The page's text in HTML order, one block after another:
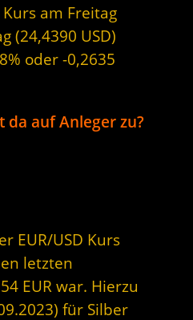
am Freitag
(24,4390 USD)
oder -0,2635
da auf Anleger zu?
EUR/USD Kurs
letzten
EUR war. Hierzu
für Silber